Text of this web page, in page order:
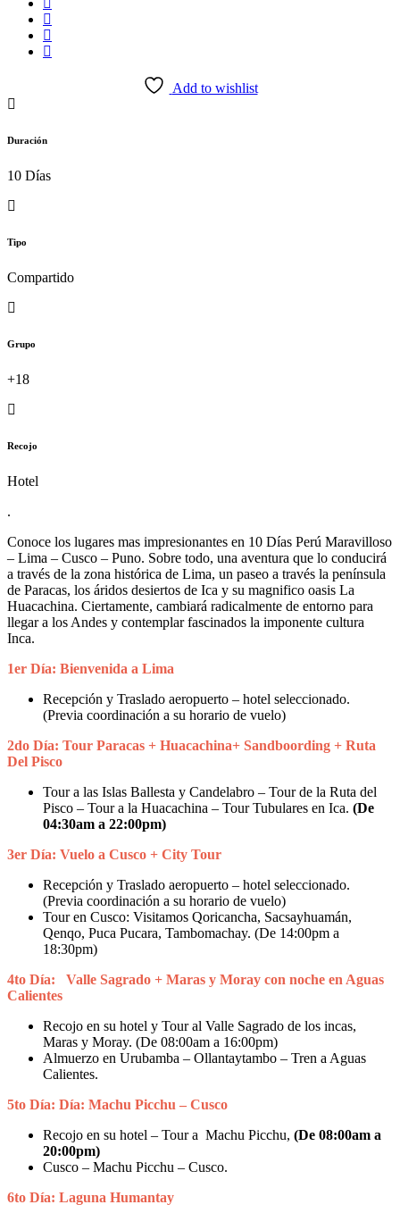
Add to wishlist
Duración
10 Días
Tipo
Compartido
Grupo
+18
Recojo
Hotel
.
Conoce los lugares mas impresionantes en 10 Días Perú Maravilloso
– Lima – Cusco – Puno. Sobre todo, una aventura que lo conducirá
a través de la zona histórica de Lima, un paseo a través la península
de Paracas, los áridos desiertos de Ica y su magnifico oasis La
Huacachina. Ciertamente, cambiará radicalmente de entorno para
llegar a los Andes y contemplar fascinados la imponente cultura
Inca.
1er Día: Bienvenida a Lima
Recepción y Traslado aeropuerto – hotel seleccionado.
(Previa coordinación a su horario de vuelo)
2do Día: Tour Paracas + Huacachina+ Sandboording + Ruta
Del Pisco
Tour a las Islas Ballesta y Candelabro – Tour de la Ruta del
Pisco – Tour a la Huacachina – Tour Tubulares en Ica. (De
04:30am a 22:00pm)
3er Día: Vuelo a Cusco + City Tour
Recepción y Traslado aeropuerto – hotel seleccionado.
(Previa coordinación a su horario de vuelo)
Tour en Cusco: Visitamos Qoricancha, Sacsayhuamán,
Qenqo, Puca Pucara, Tambomachay. (De 14:00pm a
18:30pm)
4to Día: Valle Sagrado + Maras y Moray con noche en Aguas
Calientes
Recojo en su hotel y Tour al Valle Sagrado de los incas,
Maras y Moray. (De 08:00am a 16:00pm)
Almuerzo en Urubamba – Ollantaytambo – Tren a Aguas
Calientes.
5to Día: Día: Machu Picchu – Cusco
Recojo en su hotel – Tour a Machu Picchu, (De 08:00am a
20:00pm)
Cusco – Machu Picchu – Cusco.
6to Día: Laguna Humantay